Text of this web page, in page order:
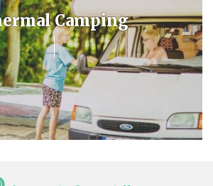
Camping